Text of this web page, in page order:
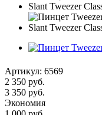
Артикул: 6569
2 350 руб.
3 350 руб.
Экономия